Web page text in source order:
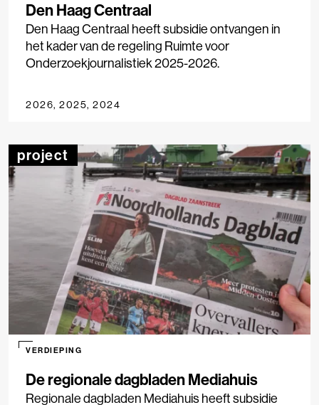
Den Haag Centraal
Den Haag Centraal heeft subsidie ontvangen in
het kader van de regeling Ruimte voor
Onderzoekjournalistiek 2025-2026.
2026, 2025, 2024
project
De regionale dagbladen Mediahuis
VERDIEPING
Regionale dagbladen Mediahuis heeft subsidie